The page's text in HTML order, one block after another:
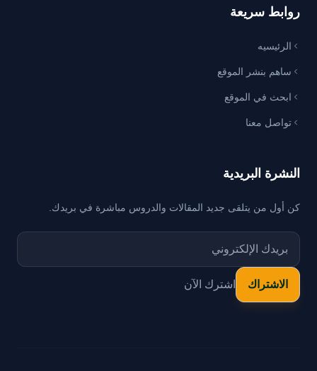
روابط سريعة
الرئيسيه
ساهم بنشر الموقع
ابحث في الموقع
تواصل معنا
النشرة البريدية
كن أول من يتلقى جديد المقالات والدروس مباشرة في بريدك.
اشترك الآن